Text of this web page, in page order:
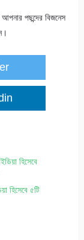
পছন্দের বিজনেস
হিসেবে ৫টি